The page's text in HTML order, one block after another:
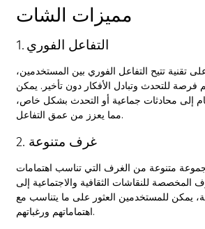
مميزات الشات
1. التفاعل الفوري
تقنية تتيح التفاعل الفوري بين المستخدمين،
فرصة للتحدث وتبادل الأفكار دون تأخير. يمكن
إلى محادثات جماعية أو التحدث بشكل خاص،
مما يعزز من عمق التفاعل.
2. غرف متنوعة
متنوعة من الغرف التي تناسب اهتمامات
المخصصة للنقاشات الثقافية والاجتماعية إلى
يمكن للمستخدمين العثور على ما يتناسب مع
اهتماماتهم ورغباتهم.